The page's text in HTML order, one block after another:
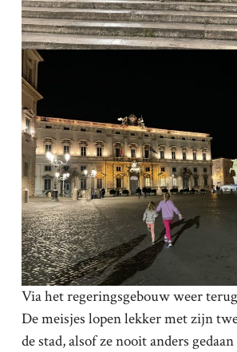
Via het regeringsgebouw weer
De meisjes lopen lekker met zijn
de stad, alsof ze nooit anders